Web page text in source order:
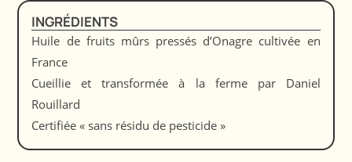
INGRÉDIENTS
Huile de fruits mûrs pressés d’Onagre cultivée en
France
Cueillie et transformée à la ferme par Daniel
Rouillard
Certifiée « sans résidu de pesticide »